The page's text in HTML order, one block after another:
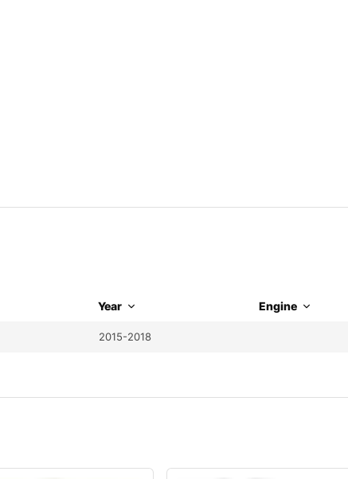
Year Engine
2015-2018